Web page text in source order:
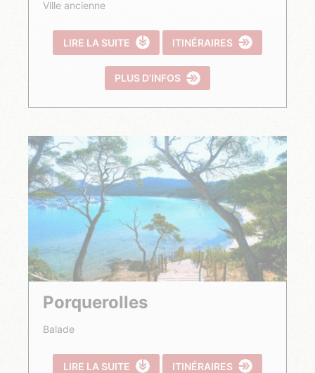
Ville ancienne
LIRE LA SUITE ITINÉRAIRES
PLUS D’INFOS
Porquerolles
Balade
LIRE LA SUITE ITINÉRAIRES